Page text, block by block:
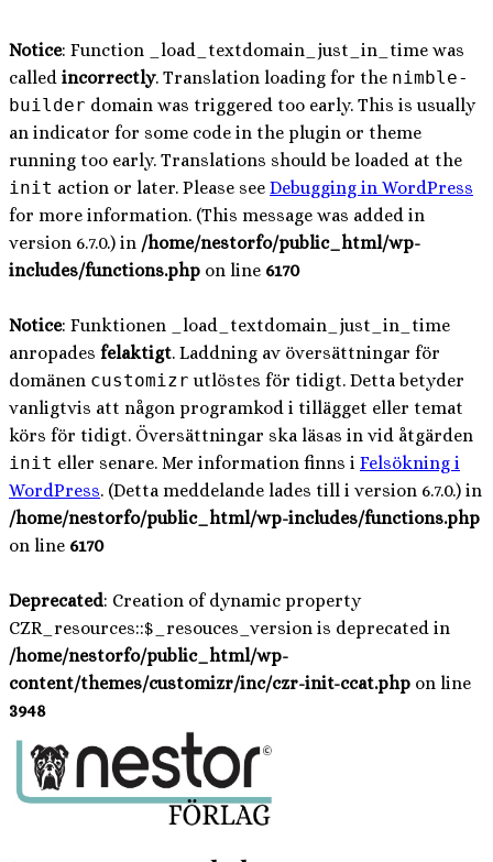
Notice: Function _load_textdomain_just_in_time was
called incorrectly. Translation loading for the nimble-
builder domain was triggered too early. This is usually
an indicator for some code in the plugin or theme
running too early. Translations should be loaded at the
init action or later. Please see Debugging in WordPress
for more information. (This message was added in
version 6.7.0.) in /home/nestorfo/public_html/wp-
includes/functions.php on line 6170
Notice: Funktionen _load_textdomain_just_in_time
anropades felaktigt. Laddning av översättningar för
domänen customizr utlöstes för tidigt. Detta betyder
vanligtvis att någon programkod i tillägget eller temat
körs för tidigt. Översättningar ska läsas in vid åtgärden
init eller senare. Mer information finns i Felsökning i
WordPress. (Detta meddelande lades till i version 6.7.0.) in
/home/nestorfo/public_html/wp-includes/functions.php
on line 6170
Deprecated: Creation of dynamic property
CZR_resources::$_resouces_version is deprecated in
/home/nestorfo/public_html/wp-
content/themes/customizr/inc/czr-init-ccat.php on line
3948
Hoppa
innehåll